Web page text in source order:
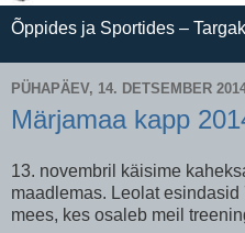
Õppides ja Sportides –
PÜHAPÄEV, 14. DETSEMBER
Märjamaa kapp
13. novembril käisime
maadlemas. Leolat
mees, kes osaleb meil